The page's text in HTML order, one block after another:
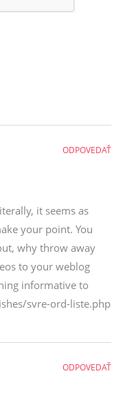
it seems as
your point. You
why throw away
to your weblog
informative to
svre-ord-liste.php
ODPOVEDAŤ
ODPOVEDAŤ